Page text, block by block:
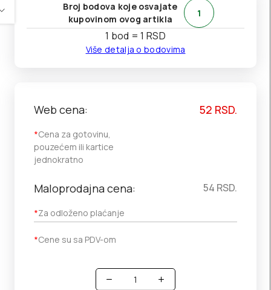
Broj bodova koje osvajate
kupovinom ovog artikla
1
1 bod = 1 RSD
Više detalja o bodovima
Web cena:
*Cena za gotovinu,
pouzećem ili kartice
jednokratno
52 RSD.
Maloprodajna cena:
*Za odloženo plaćanje
54 RSD.
*Cene su sa PDV-om
Količina